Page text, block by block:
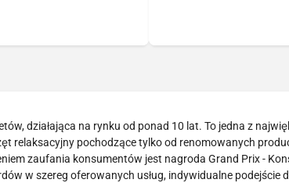
działająca na rynku od ponad 10 lat. To jedna z
relaksacyjny pochodzące tylko od renomowanych
zaufania konsumentów jest nagroda Grand Prix -
w szereg oferowanych usług, indywidualne podejście